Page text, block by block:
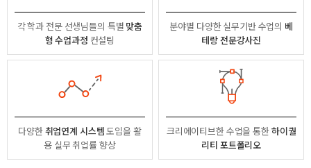
각 학과 전문 선생님들의 특별 맞춤
형 수업과정 컨설팅
분야별 다양한 실무기반 수업의 베
테랑 전문강사진
다양한취업연계 시스템도입을 활
용실무 취업률 향상
크리에이티브한 수업을 통한하이퀄
리티 포트폴리오